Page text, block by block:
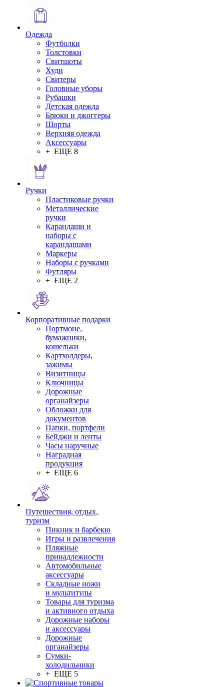
Одежда
Футболки
Толстовки
Свитшоты
Худи
Свитеры
Головные уборы
Рубашки
Детская одежда
Брюки и джоггеры
Шорты
Верхняя одежда
Аксессуары
+ ЕЩЕ 8
Ручки
Пластиковые ручки
Металлические
ручки
Карандаши и
наборы с
карандашами
Маркеры
Наборы с ручками
Футляры
+ ЕЩЕ 2
Корпоративные подарки
Портмоне,
бумажники,
кошельки
Картхолдеры,
зажимы
Визитницы
Ключницы
Дорожные
органайзеры
Обложки для
документов
Папки, портфели
Бейджи и ленты
Часы наручные
Наградная
продукция
+ ЕЩЕ 6
Путешествия, отдых,
туризм
Пикник и барбекю
Игры и развлечения
Пляжные
принадлежности
Автомобильные
аксессуары
Складные ножи
и мультитулы
Товары для туризма
и активного отдыха
Дорожные наборы
и аксессуары
Дорожные
органайзеры
Сумки-
холодильники
+ ЕЩЕ 5